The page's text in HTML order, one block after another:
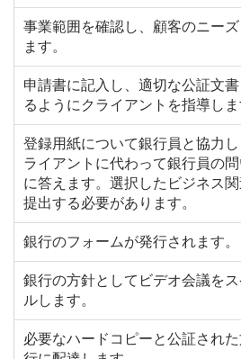
事業範囲を確認し、顧客のニー
ます。
申請書に記入し、適切な公証文
るようにクライアントを指導しま
登録用紙について銀行員と協力
ライアントに代わって銀行員の
に答えます。選択したビジネス
提出する必要があります。
銀行のフォームが発行されます。
銀行の方針としてビデオ会議を
ルします。
必要なハードコピーと公証され